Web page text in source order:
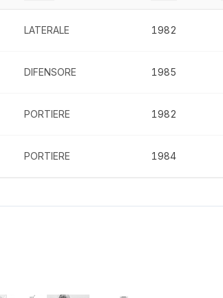
LATERALE 1982
DIFENSORE 1985
PORTIERE 1982
PORTIERE 1984